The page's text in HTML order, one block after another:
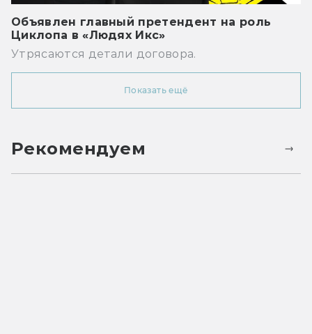
Объявлен главный претендент на роль
Циклопа в «Людях Икс»
Утрясаются детали договора.
Показать ещё
Рекомендуем